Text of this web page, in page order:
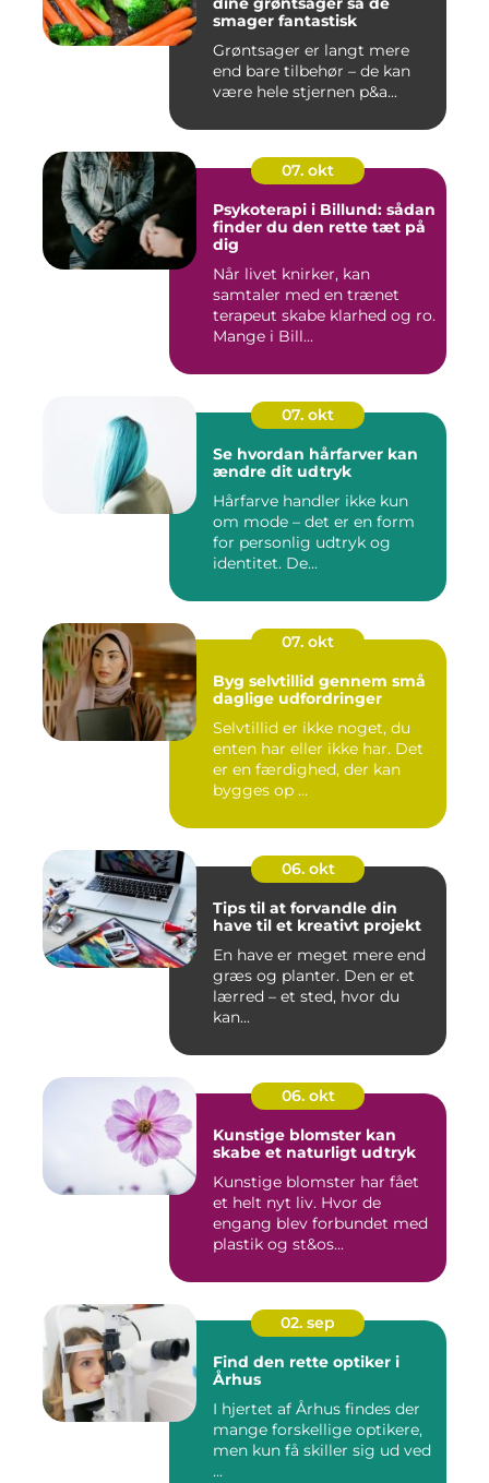
smager fantastisk
Grøntsager er langt mere
end bare tilbehør – de kan
være hele stjernen p&a...
07. okt
Psykoterapi i Billund: sådan
finder du den rette tæt på
dig
Når livet knirker, kan
samtaler med en trænet
terapeut skabe klarhed og ro.
Mange i Bill...
07. okt
Se hvordan hårfarver kan
ændre dit udtryk
Hårfarve handler ikke kun
om mode – det er en form
for personlig udtryk og
identitet. De...
07. okt
Byg selvtillid gennem små
daglige udfordringer
Selvtillid er ikke noget, du
enten har eller ikke har. Det
er en færdighed, der kan
bygges op ...
06. okt
Tips til at forvandle din
have til et kreativt projekt
En have er meget mere end
græs og planter. Den er et
lærred – et sted, hvor du
kan...
06. okt
Kunstige blomster kan
skabe et naturligt udtryk
Kunstige blomster har fået
et helt nyt liv. Hvor de
engang blev forbundet med
plastik og st&os...
02. sep
Find den rette optiker i
Århus
I hjertet af Århus findes der
mange forskellige optikere,
men kun få skiller sig ud ved
...